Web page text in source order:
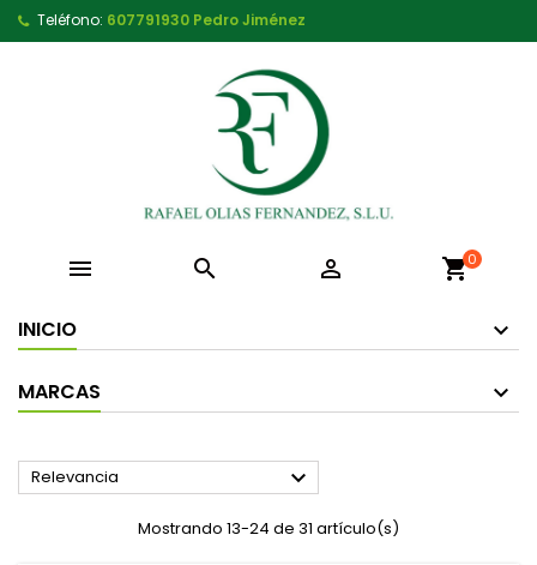
Teléfono: 607791930 Pedro Jiménez
   shopping_cart0
INICIO
MARCAS
Relevancia 
Mostrando 13-24 de 31 artículo(s)